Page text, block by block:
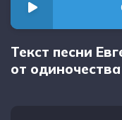
Текст песни
от одиночества